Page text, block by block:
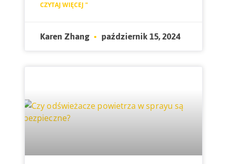
CZYTAJ WIĘCEJ "
Karen Zhang październik 15, 2024